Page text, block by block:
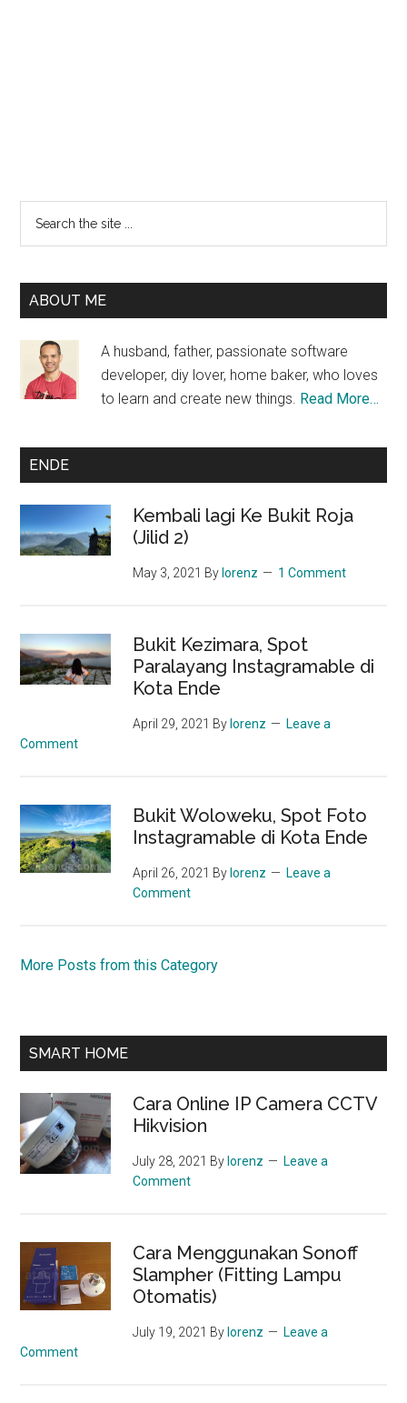
Primary
Sidebar
...
ABOUT ME
A husband, father, passionate software
developer, diy lover, home baker, who loves
to learn and create new things. Read More…
ENDE
Kembali lagi Ke Bukit Roja
(Jilid 2)
May 3, 2021 By lorenz 1 Comment
Bukit Kezimara, Spot
Paralayang Instagramable di
Kota Ende
April 29, 2021 By lorenz
Leave a
Comment
Bukit Woloweku, Spot Foto
Instagramable di Kota Ende
April 26, 2021 By lorenz
Leave a
Comment
More Posts from this Category
SMART HOME
Cara Online IP Camera CCTV
Hikvision
July 28, 2021 By lorenz
Leave a
Comment
Cara Menggunakan Sonoff
Slampher (Fitting Lampu
Otomatis)
July 19, 2021 By lorenz
Leave a
Comment